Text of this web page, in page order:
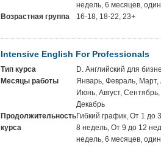
недель, 6 месяцев,
Возрастная группа
16-18, 18-22, 23+
Intensive English For Professionals
Тип курса
D. Английский для
Месяцы работы
Январь, Февраль,
Июнь, Август,
Декабрь
Продолжительность
курса
Гибкий график, От 1 до
8 недель, От 9 до 12
недель, 6 месяцев,